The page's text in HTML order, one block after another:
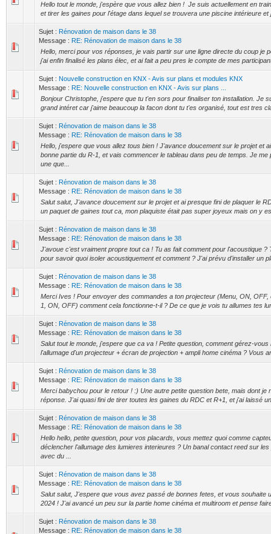
Hello tout le monde, j'espère que vous allez bien ! Je suis actuellement en
et tirer les gaines pour l'étage dans lequel se trouvera une piscine intérieure et
Sujet : Rénovation de maison dans le 38
Message : RE: Rénovation de maison dans le 38
Hello, merci pour vos réponses, je vais partir sur une ligne directe du coup je
j'ai enfin finalisé les plans élec, et ai fait a peu pres le compte de mes
Sujet : Nouvelle construction en KNX - Avis sur plans et modules KNX
Message : RE: Nouvelle construction en KNX - Avis sur plans ...
Bonjour Christophe, j'espere que tu t'en sors pour finaliser ton installation. Je
grand intéret car j'aime beaucoup la facon dont tu t'es organisé, tout est tres
Sujet : Rénovation de maison dans le 38
Message : RE: Rénovation de maison dans le 38
Hello, j'espere que vous allez tous bien ! J'avance doucement sur le projet et
bonne partie du R-1, et vais commencer le tableau dans peu de temps. Je me
une que...
Sujet : Rénovation de maison dans le 38
Message : RE: Rénovation de maison dans le 38
Salut salut, J'avance doucement sur le projet et ai presque fini de plaquer le
un paquet de gaines tout ca, mon plaquiste était pas super joyeux mais on y
Sujet : Rénovation de maison dans le 38
Message : RE: Rénovation de maison dans le 38
J'avoue c'est vraiment propre tout ca ! Tu as fait comment pour l'acoustique ?
pour savoir quoi isoler acoustiquement et comment ? J'ai prévu d'installer un
Sujet : Rénovation de maison dans le 38
Message : RE: Rénovation de maison dans le 38
Merci Ives ! Pour envoyer des commandes a ton projecteur (Menu, ON, OFF,
1, ON, OFF) comment cela fonctionne-t-il ? De ce que je vois tu allumes tes
Sujet : Rénovation de maison dans le 38
Message : RE: Rénovation de maison dans le 38
Salut tout le monde, j'espere que ca va ! Petite question, comment gérez-vous
l'allumage d'un projecteur + écran de projection + ampli home cinéma ? Vous
Sujet : Rénovation de maison dans le 38
Message : RE: Rénovation de maison dans le 38
Merci babychou pour le retour ! :) Une autre petite question bete, mais dont je
réponse. J'ai quasi fini de tirer toutes les gaines du RDC et R+1, et j'ai laissé
Sujet : Rénovation de maison dans le 38
Message : RE: Rénovation de maison dans le 38
Hello hello, petite question, pour vos placards, vous mettez quoi comme
déclencher l'allumage des lumieres interieures ? Un banal contact reed sur
avec du ...
Sujet : Rénovation de maison dans le 38
Message : RE: Rénovation de maison dans le 38
Salut salut, J'espere que vous avez passé de bonnes fetes, et vous souhaite
2024 ! J'ai avancé un peu sur la partie home cinéma et multiroom et pense
Sujet : Rénovation de maison dans le 38
Message : RE: Rénovation de maison dans le 38